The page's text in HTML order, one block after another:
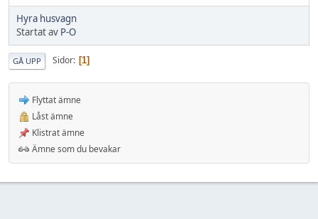
Hyra husvagn
Startat av P-O
GÅ UPP Sidor 1
Flyttat ämne
Låst ämne
Klistrat ämne
Ämne som du bevakar